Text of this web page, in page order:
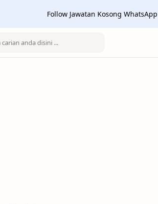
Follow Jawatan Kosong